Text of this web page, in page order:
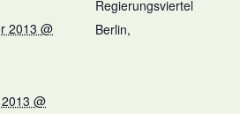
2013 @
@
Regierungsviertel
Berlin,